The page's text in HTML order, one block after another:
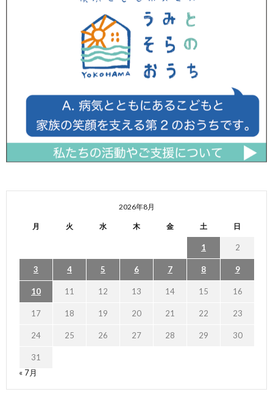
2026年8月
月 火 水 木 金 土 日
1 2
3 4 5 6 7 8 9
10 11 12 13 14 15 16
17 18 19 20 21 22 23
24 25 26 27 28 29 30
31
« 7月